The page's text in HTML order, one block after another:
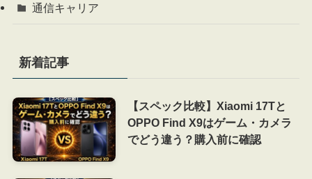
通信キャリア
新着記事
【スペック比較】Xiaomi 17Tと
OPPO Find X9はゲーム・カメラ
でどう違う？購入前に確認